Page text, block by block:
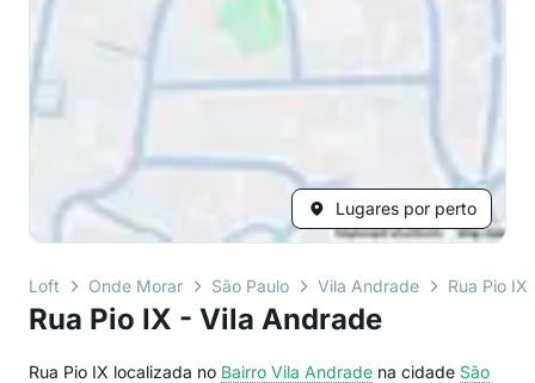
Lugares por perto
Loft Onde Morar São Paulo Vila Andrade Rua Pio IX
Rua Pio IX - Vila Andrade
Rua Pio IX localizada no Bairro Vila Andrade na cidade São